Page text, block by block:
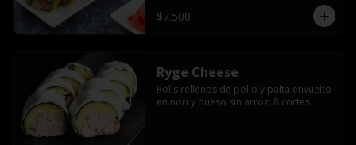
$7.500
Ryge Cheese
Rolls rellenos de pollo y palta envuelto
en nori y queso sin arroz. 8 cortes